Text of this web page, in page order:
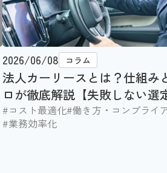
2026/06/08 コラム
法人カーリースとは？仕組み
ロが徹底解説【失敗しない選
#コスト最適化#働き方・コンプライ
#業務効率化